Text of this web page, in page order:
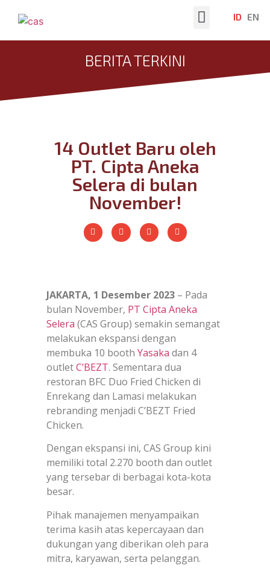
ID EN
BERITA TERKINI
14 Outlet Baru oleh
PT. Cipta Aneka
Selera di bulan
November!
JAKARTA, 1 Desember 2023 – Pada
bulan November, PT Cipta Aneka
Selera (CAS Group) semakin semangat
melakukan ekspansi dengan
membuka 10 boothYasaka dan 4
outletC’BEZT. Sementara dua
restoran BFC Duo Fried Chicken di
Enrekang dan Lamasi melakukan
rebranding menjadi C’BEZT Fried
Chicken.
Dengan ekspansi ini, CAS Group kini
memiliki total 2.270 booth dan outlet
yang tersebar di berbagai kota-kota
besar.
Pihak manajemen menyampaikan
terima kasih atas kepercayaan dan
dukungan yang diberikan oleh para
mitra, karyawan, serta pelanggan.